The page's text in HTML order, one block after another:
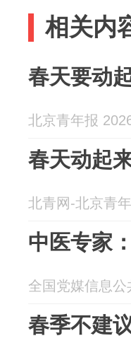
相关内
春天要动
北京青年报
春天动起
北青网-北京青
中医专家
全国党媒信息
春季不建